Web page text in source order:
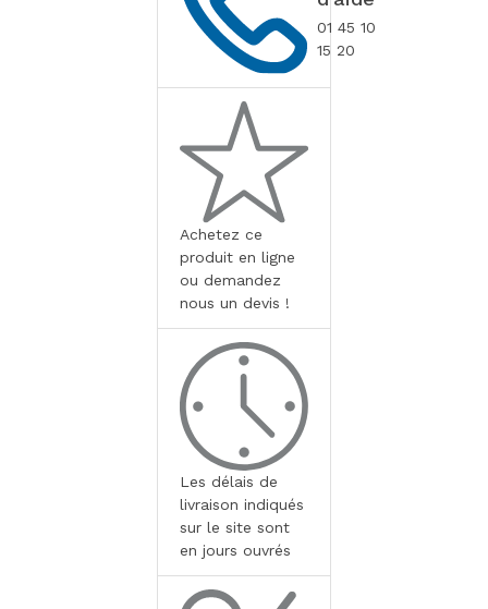
01 45 10
15 20
Achetez ce
produit en ligne
ou demandez
nous un devis !
Les délais de
livraison indiqués
sur le site sont
en jours ouvrés